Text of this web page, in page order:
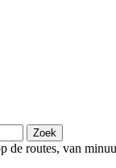
de routes, van